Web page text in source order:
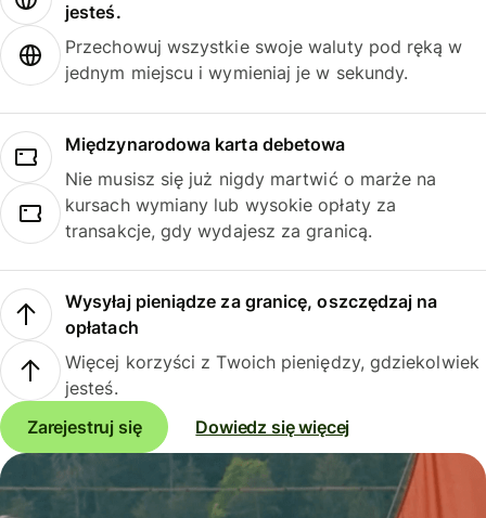
jesteś.
Przechowuj wszystkie swoje waluty pod ręką w
jednym miejscu i wymieniaj je w sekundy.
Międzynarodowa karta debetowa
Nie musisz się już nigdy martwić o marże na
kursach wymiany lub wysokie opłaty za
transakcje, gdy wydajesz za granicą.
Wysyłaj pieniądze za granicę, oszczędzaj na
opłatach
Więcej korzyści z Twoich pieniędzy, gdziekolwiek
jesteś.
Zarejestruj się
Dowiedz się więcej